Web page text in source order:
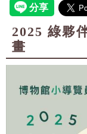
2025 綠夥
畫